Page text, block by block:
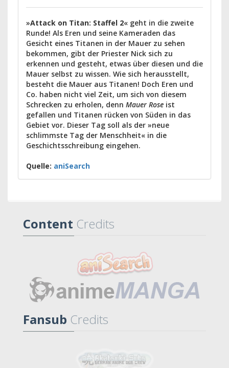
»Attack on Titan: Staffel 2« geht in die zweite
Runde! Als Eren und seine Kameraden das
Gesicht eines Titanen in der Mauer zu sehen
bekommen, gibt der Priester Nick sich zu
erkennen und gesteht, etwas über diesen und die
Mauer selbst zu wissen. Wie sich herausstellt,
besteht die Mauer aus Titanen! Doch Eren und
Co. haben nicht viel Zeit, um sich von diesem
Schrecken zu erholen, denn Mauer Rose ist
gefallen und Titanen rücken von Süden in das
Gebiet vor. Dieser Tag soll als der »neue
schlimmste Tag der Menschheit« in die
Geschichtsschreibung eingehen.
Quelle: aniSearch
Content Credits
Fansub Credits